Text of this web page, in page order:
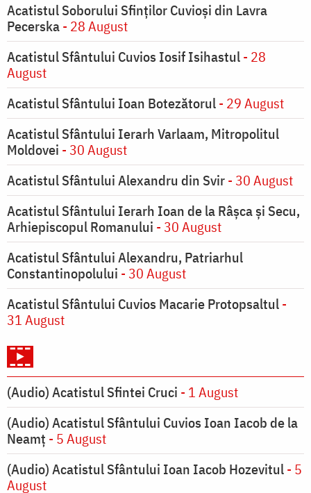
Acatistul Soborului Sfinților Cuvioși din Lavra
Pecerska- 28 August
Acatistul Sfântului Cuvios Iosif Isihastul- 28
August
Acatistul Sfântului Ioan Botezătorul- 29 August
Acatistul Sfântului Ierarh Varlaam, Mitropolitul
Moldovei - 30 August
Acatistul Sfântului Alexandru din Svir- 30 August
Acatistul Sfântului Ierarh Ioan de la Râşca şi Secu,
Arhiepiscopul Romanului - 30 August
Acatistul Sfântului Alexandru, Patriarhul
Constantinopolului - 30 August
Acatistul Sfântului Cuvios Macarie Protopsaltul-
31 August
(Audio) Acatistul Sfintei Cruci - 1 August
(Audio) Acatistul Sfântului Cuvios Ioan Iacob de la
Neamț - 5 August
(Audio) Acatistul Sfântului Ioan Iacob Hozevitul- 5
August